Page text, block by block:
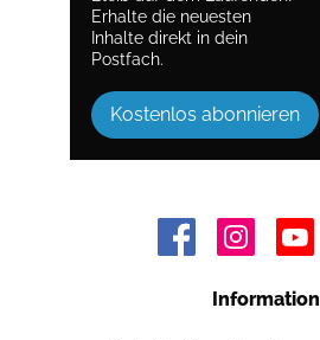
Erhalte die neuesten
Inhalte direkt in dein
Postfach.
Kostenlos abonnieren
Information